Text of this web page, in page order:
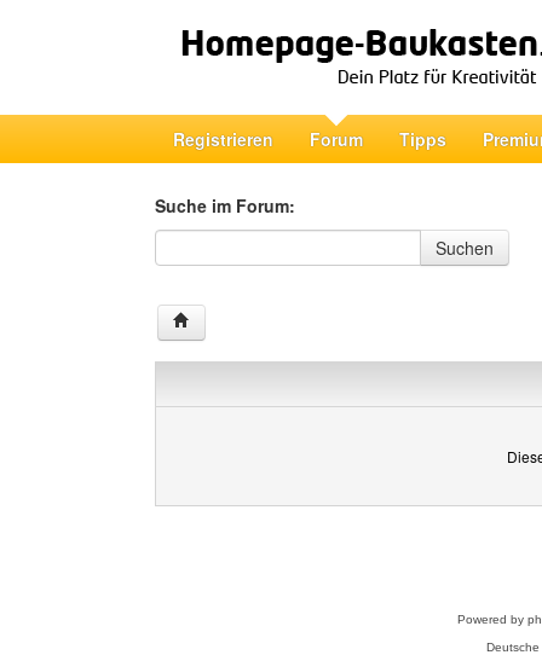
Registrieren Forum Tipps
Suche im Forum:
Suche im Forum
Suchen
Powered by